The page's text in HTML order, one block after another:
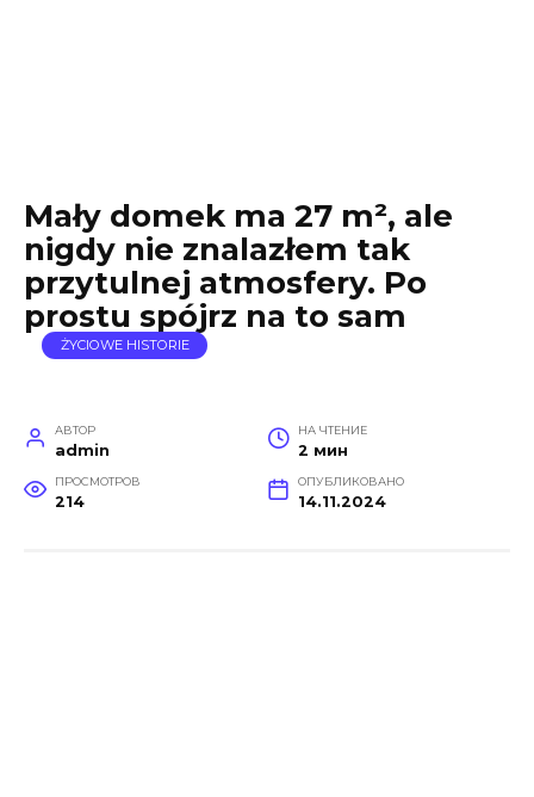
Mały domek ma 27 m², ale
nigdy nie znalazłem tak
przytulnej atmosfery. Po
prostu spójrz na to sam
ŻYCIOWE HISTORIE
АВТОР
admin
НА ЧТЕНИЕ
2 мин
ПРОСМОТРОВ
214
ОПУБЛИКОВАНО
14.11.2024